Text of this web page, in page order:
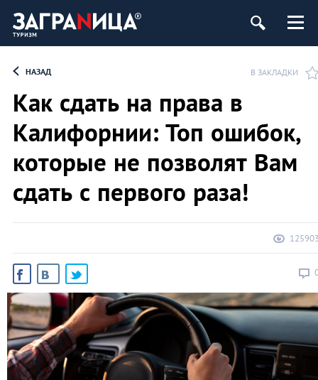
НАЗАД В ЗАКЛАДКИ
Как сдать на права в
Калифорнии: Топ ошибок,
которые не позволят Вам
сдать с первого раза!